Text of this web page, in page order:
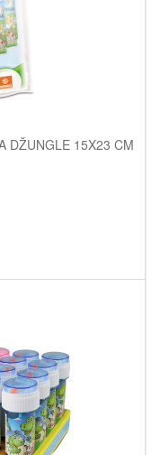
DŽUNGLE 15X23 CM